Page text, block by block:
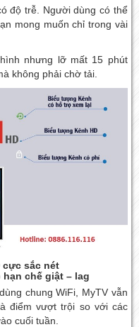
độ trễ. Người dùng có thể
mong muốn chỉ trong vài
nhưng lỡ mất 15 phút
không phải chờ tải.
cực sắc nét
chế giật – lag
chung WiFi, MyTV vẫn
điểm vượt trội so với các
cuối tuần.